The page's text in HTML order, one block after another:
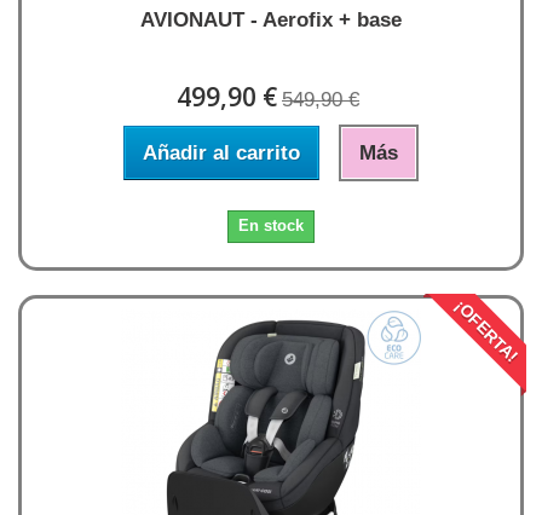
AVIONAUT - Aerofix + base
499,90 € 549,90 €
Añadir al carrito Más
En stock
¡OFERTA!